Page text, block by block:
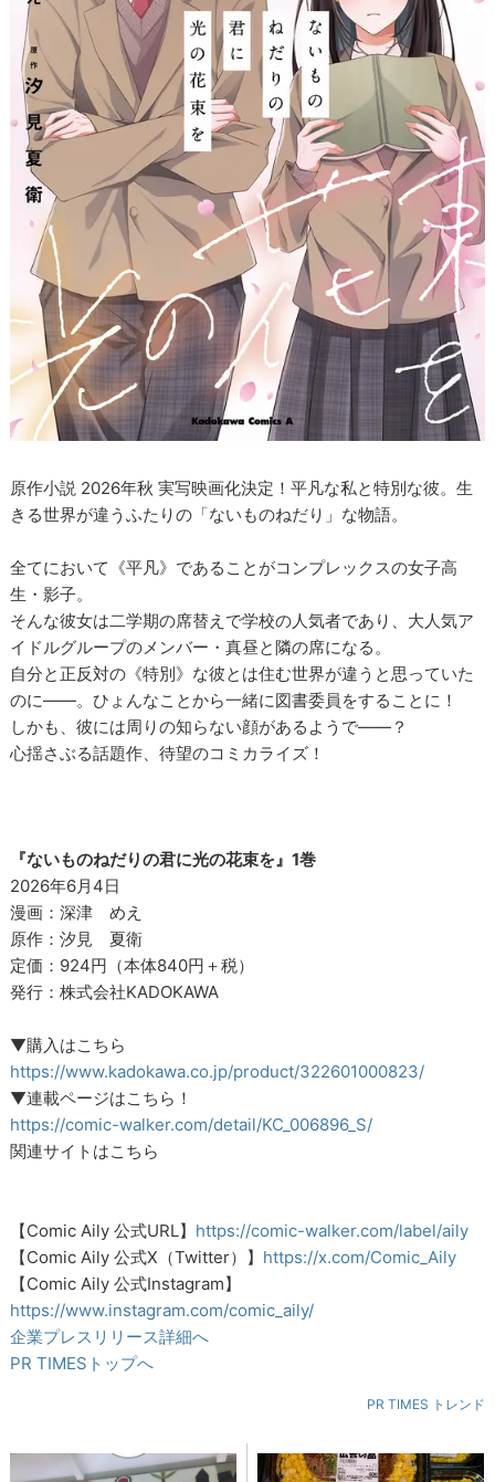
原作小説 2026年秋 実写映画化決定！平凡な私と特別な彼。生
きる世界が違うふたりの「ないものねだり」な物語。
全てにおいて《平凡》であることがコンプレックスの女子高
生・影子。
そんな彼女は二学期の席替えで学校の人気者であり、大人気ア
イドルグループのメンバー・真昼と隣の席になる。
自分と正反対の《特別》な彼とは住む世界が違うと思っていた
のに――。ひょんなことから一緒に図書委員をすることに！
しかも、彼には周りの知らない顔があるようで――？
心揺さぶる話題作、待望のコミカライズ！
『ないものねだりの君に光の花束を』1巻
2026年6月4日
漫画：深津 めえ
原作：汐見 夏衛
定価：924円（本体840円＋税）
発行：株式会社KADOKAWA
▼購入はこちら
https://www.kadokawa.co.jp/product/322601000823/
▼連載ページはこちら！
https://comic-walker.com/detail/KC_006896_S/
関連サイトはこちら
【Comic Aily 公式URL】 https://comic-walker.com/label/aily
【Comic Aily 公式X（Twitter）】 https://x.com/Comic_Aily
【Comic Aily 公式Instagram】
https://www.instagram.com/comic_aily/
企業プレスリリース詳細へ
PR TIMESトップへ
PR TIMES トレンド